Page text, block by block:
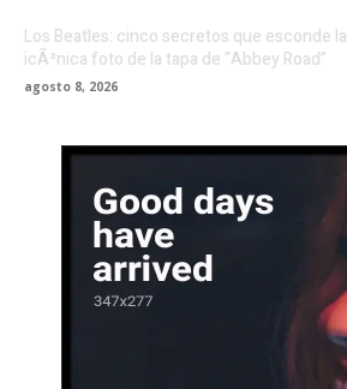
Los Beatles: cinco secretos que esconde la
icÃ³nica foto de la tapa de “Abbey Road”
agosto 8, 2026